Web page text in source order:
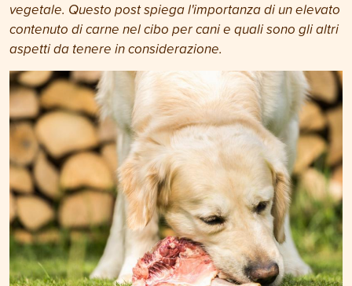
vegetale. Questo post spiega l'importanza di un elevato
contenuto di carne nel cibo per cani e quali sono gli altri
aspetti da tenere in considerazione.